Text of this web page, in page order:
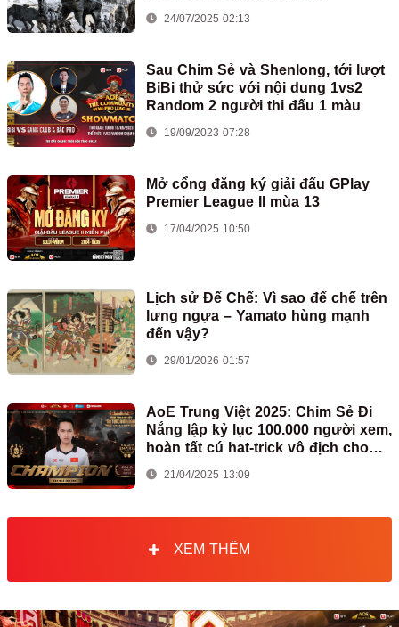
24/07/2025 02:13
Sau Chim Sẻ và Shenlong, tới lượt
BiBi thử sức với nội dung 1vs2
Random 2 người thi đấu 1 màu
19/09/2023 07:28
Mở cổng đăng ký giải đấu GPlay
Premier League II mùa 13
17/04/2025 10:50
Lịch sử Đế Chế: Vì sao đế chế trên
lưng ngựa – Yamato hùng mạnh
đến vậy?
29/01/2026 01:57
AoE Trung Việt 2025: Chim Sẻ Đi
Nắng lập kỷ lục 100.000 người xem,
hoàn tất cú hat-trick vô địch cho
AoE Việt Nam
21/04/2025 13:09
XEM THÊM